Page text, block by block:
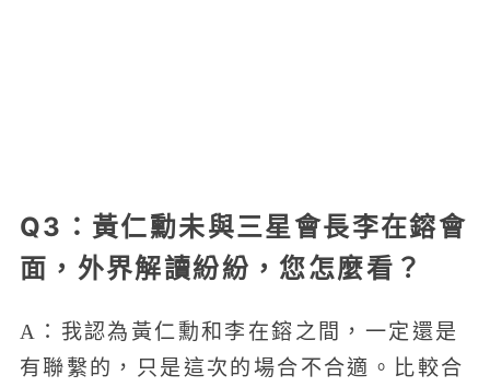
Q3：黃仁勳未與三星會長李在鎔會
面，外界解讀紛紛，您怎麼看？
A：我認為黃仁勳和李在鎔之間，一定還是
有聯繫的，只是這次的場合不合適。比較合